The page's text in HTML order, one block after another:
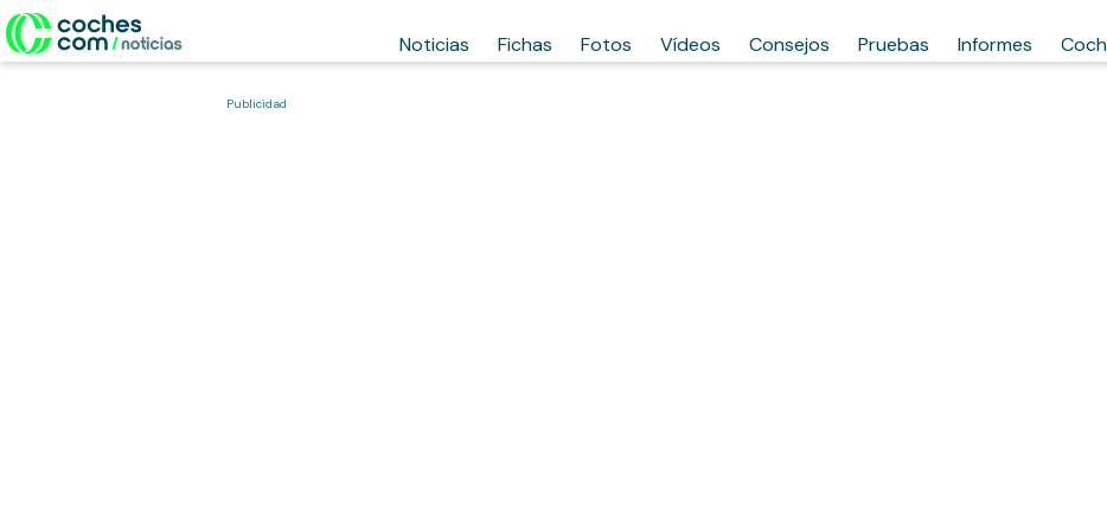
Noticias Fichas Fotos Vídeos Consejos Pruebas Informes
Publicidad